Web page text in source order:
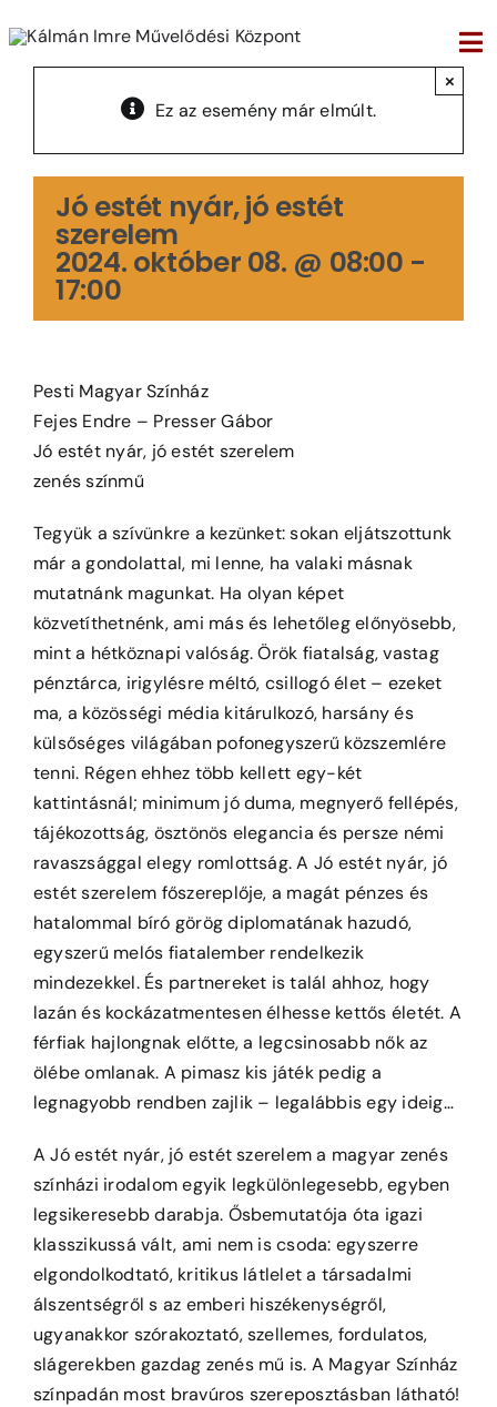
Ez az esemény már elmúlt.
×
Jó estét nyár, jó estét
szerelem
2024. október 08. @ 08:00 -
17:00
Pesti Magyar Színház
Fejes Endre – Presser Gábor
Jó estét nyár, jó estét szerelem
zenés színmű
Tegyük a szívünkre a kezünket: sokan eljátszottunk
már a gondolattal, mi lenne, ha valaki másnak
mutatnánk magunkat. Ha olyan képet
közvetíthetnénk, ami más és lehetőleg előnyösebb,
mint a hétköznapi valóság. Örök fiatalság, vastag
pénztárca, irigylésre méltó, csillogó élet – ezeket
ma, a közösségi média kitárulkozó, harsány és
külsőséges világában pofonegyszerű közszemlére
tenni. Régen ehhez több kellett egy-két
kattintásnál; minimum jó duma, megnyerő fellépés,
tájékozottság, ösztönös elegancia és persze némi
ravaszsággal elegy romlottság. A Jó estét nyár, jó
estét szerelem főszereplője, a magát pénzes és
hatalommal bíró görög diplomatának hazudó,
egyszerű melós fiatalember rendelkezik
mindezekkel. És partnereket is talál ahhoz, hogy
lazán és kockázatmentesen élhesse kettős életét. A
férfiak hajlongnak előtte, a legcsinosabb nők az
ölébe omlanak. A pimasz kis játék pedig a
legnagyobb rendben zajlik – legalábbis egy ideig…
A Jó estét nyár, jó estét szerelem a magyar zenés
színházi irodalom egyik legkülönlegesebb, egyben
legsikeresebb darabja. Ősbemutatója óta igazi
klasszikussá vált, ami nem is csoda: egyszerre
elgondolkodtató, kritikus látlelet a társadalmi
álszentségről s az emberi hiszékenységről,
ugyanakkor szórakoztató, szellemes, fordulatos,
slágerekben gazdag zenés mű is. A Magyar Színház
színpadán most bravúros szereposztásban látható!